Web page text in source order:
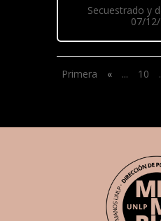
Secuestrado y
07/
Primera « ... 10